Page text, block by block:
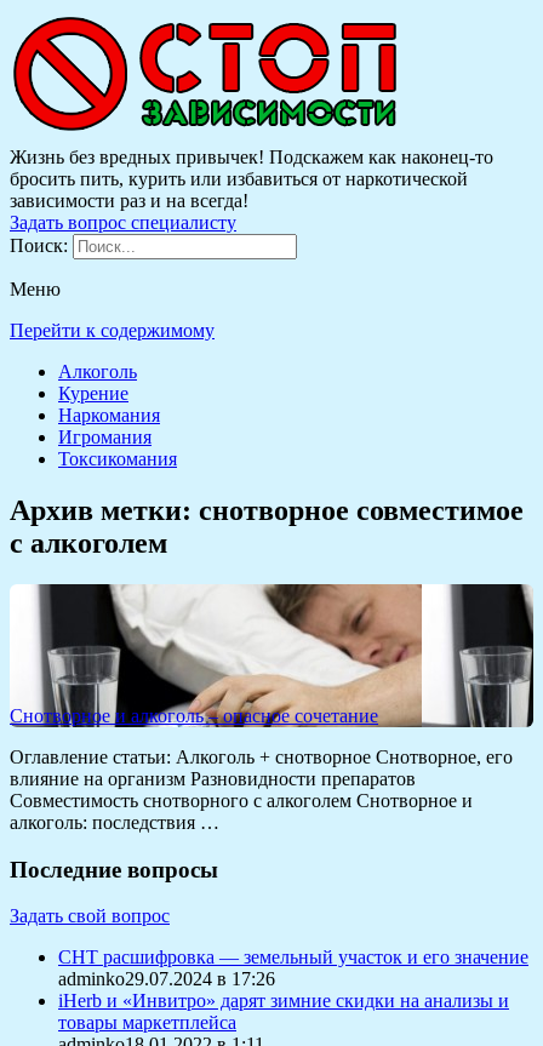
Жизнь без вредных привычек! Подскажем как наконец-то
бросить пить, курить или избавиться от наркотической
зависимости раз и на всегда!
Задать вопрос специалисту
Поиск:
Меню
Перейти к содержимому
Алкоголь
Курение
Наркомания
Игромания
Токсикомания
Архив метки: снотворное совместимое
с алкоголем
Снотворное и алкоголь – опасное сочетание
Оглавление статьи: Алкоголь + снотворное Снотворное, его
влияние на организм Разновидности препаратов
Совместимость снотворного с алкоголем Снотворное и
алкоголь: последствия …
Последние вопросы
Задать свой вопрос
СНТ расшифровка — земельный участок и его значение
adminko29.07.2024 в 17:26
iHerb и «Инвитро» дарят зимние скидки на анализы и
товары маркетплейса